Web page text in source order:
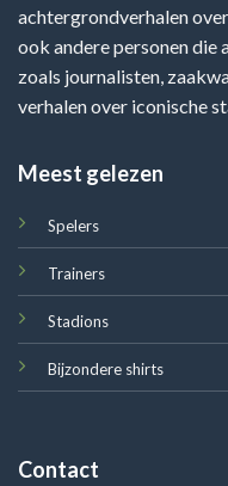
achtergrondverhalen
ook andere personen
zoals journalisten,
verhalen over iconische
Meest gelezen
Spelers
Trainers
Stadions
Bijzondere shirts
Contact